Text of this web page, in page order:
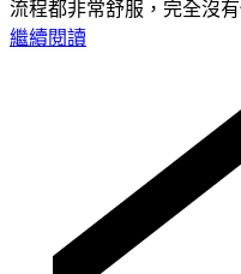
流程都非常舒服，完全沒
繼續閱讀